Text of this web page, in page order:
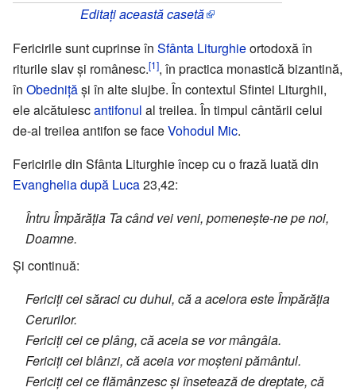
Editați această casetă
Fericirile sunt cuprinse în Sfânta Liturghieortodoxă în
riturile slav și românesc.[1], în practica monastică bizantină,
în Obednițăși în alte slujbe. În contextul Sfintei Liturghii,
ele alcătuiescantifonul al treilea. În timpul cântării celui
de-al treilea antifon se faceVohodul Mic.
Fericirile din Sfânta Liturghie încep cu o frază luată din
Evanghelia după Luca23,42:
Întru Împărăția Ta când vei veni, pomenește-ne pe noi,
Doamne.
Și continuă:
Fericiți cei săraci cu duhul, că a acelora este Împărăția
Cerurilor.
Fericiți cei ce plâng, că aceia se vor mângâia.
Fericiți cei blânzi, că aceia vor moșteni pământul.
Fericiți cei ce flămânzesc și însetează de dreptate, că